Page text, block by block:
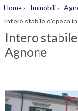
Home› Immobili›
Intero stabile d'epoca
Intero
Agnone